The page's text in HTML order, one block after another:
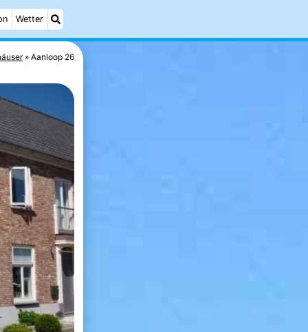
Wetter
Aanloop 26